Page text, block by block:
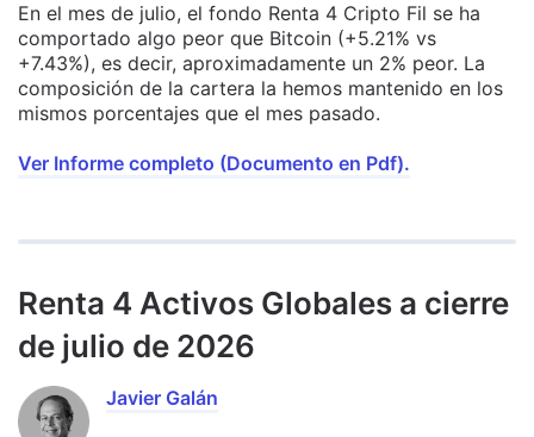
En el mes de julio, el fondo Renta 4 Cripto Fil se ha
comportado algo peor que Bitcoin (+5.21% vs
+7.43%), es decir, aproximadamente un 2% peor. La
composición de la cartera la hemos mantenido en los
mismos porcentajes que el mes pasado.
Ver Informe completo (Documento en Pdf).
Renta 4 Activos Globales a cierre
de julio de 2026
Javier Galán